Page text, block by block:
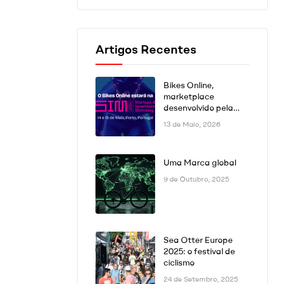
Artigos Recentes
Bikes Online,
marketplace
desenvolvido pela
DSK Digital, estará
presente na SIM
13 de Maio, 2026
Uma Marca global
9 de Outubro, 2025
Sea Otter Europe
2025: o festival de
ciclismo
24 de Setembro, 2025